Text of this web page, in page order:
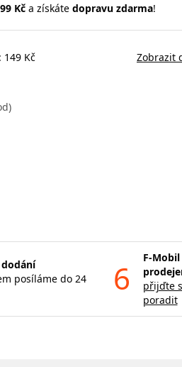
Kča získáte dopravu zdarma!
Kč Zobrazit
posíláme do 24
6
F-Mobil
přijďte
poradit